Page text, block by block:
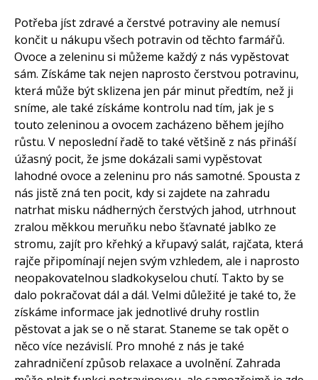
Potřeba jíst zdravé a čerstvé potraviny ale nemusí
končit u nákupu všech potravin od těchto farmářů.
Ovoce a zeleninu si můžeme každý z nás vypěstovat
sám. Získáme tak nejen naprosto čerstvou potravinu,
která může být sklizena jen pár minut předtím, než ji
sníme, ale také získáme kontrolu nad tím, jak je s
touto zeleninou a ovocem zacházeno během jejího
růstu. V neposlední řadě to také většině z nás přináší
úžasný pocit, že jsme dokázali sami vypěstovat
lahodné ovoce a zeleninu pro nás samotné. Spousta z
nás jistě zná ten pocit, kdy si zajdete na zahradu
natrhat misku nádherných čerstvých jahod, utrhnout
zralou měkkou meruňku nebo šťavnaté jablko ze
stromu, zajít pro křehký a křupavý salát, rajčata, která
rajče připomínají nejen svým vzhledem, ale i naprosto
neopakovatelnou sladkokyselou chutí. Takto by se
dalo pokračovat dál a dál. Velmi důležité je také to, že
získáme informace jak jednotlivé druhy rostlin
pěstovat a jak se o ně starat. Staneme se tak opět o
něco více nezávislí. Pro mnohé z nás je také
zahradničení způsob relaxace a uvolnění. Zahrada